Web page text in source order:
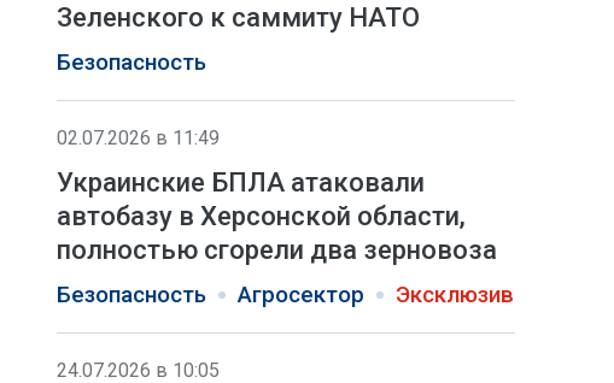
Зеленского к саммиту НАТО
Безопасность
02.07.2026 в 11:49
Украинские БПЛА атаковали
автобазу в Херсонской области,
полностью сгорели два зерновоза
Безопасность Агросектор Эксклюзив
24.07.2026 в 10:05